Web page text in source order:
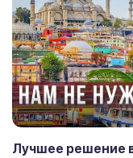
Лучшее решение